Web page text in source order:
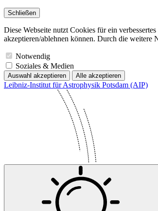
Schließen
Diese Webseite nutzt Cookies für ein
akzeptieren/ablehnen können. Durch die weitere
Notwendig
Soziales & Medien
Auswahl akzeptieren Alle akzeptieren
Leibniz-Institut für Astrophysik Potsdam (AIP)